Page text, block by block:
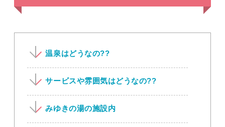
温泉はどうなの??
サービスや雰囲気はどうなの??
みゆきの湯の施設内